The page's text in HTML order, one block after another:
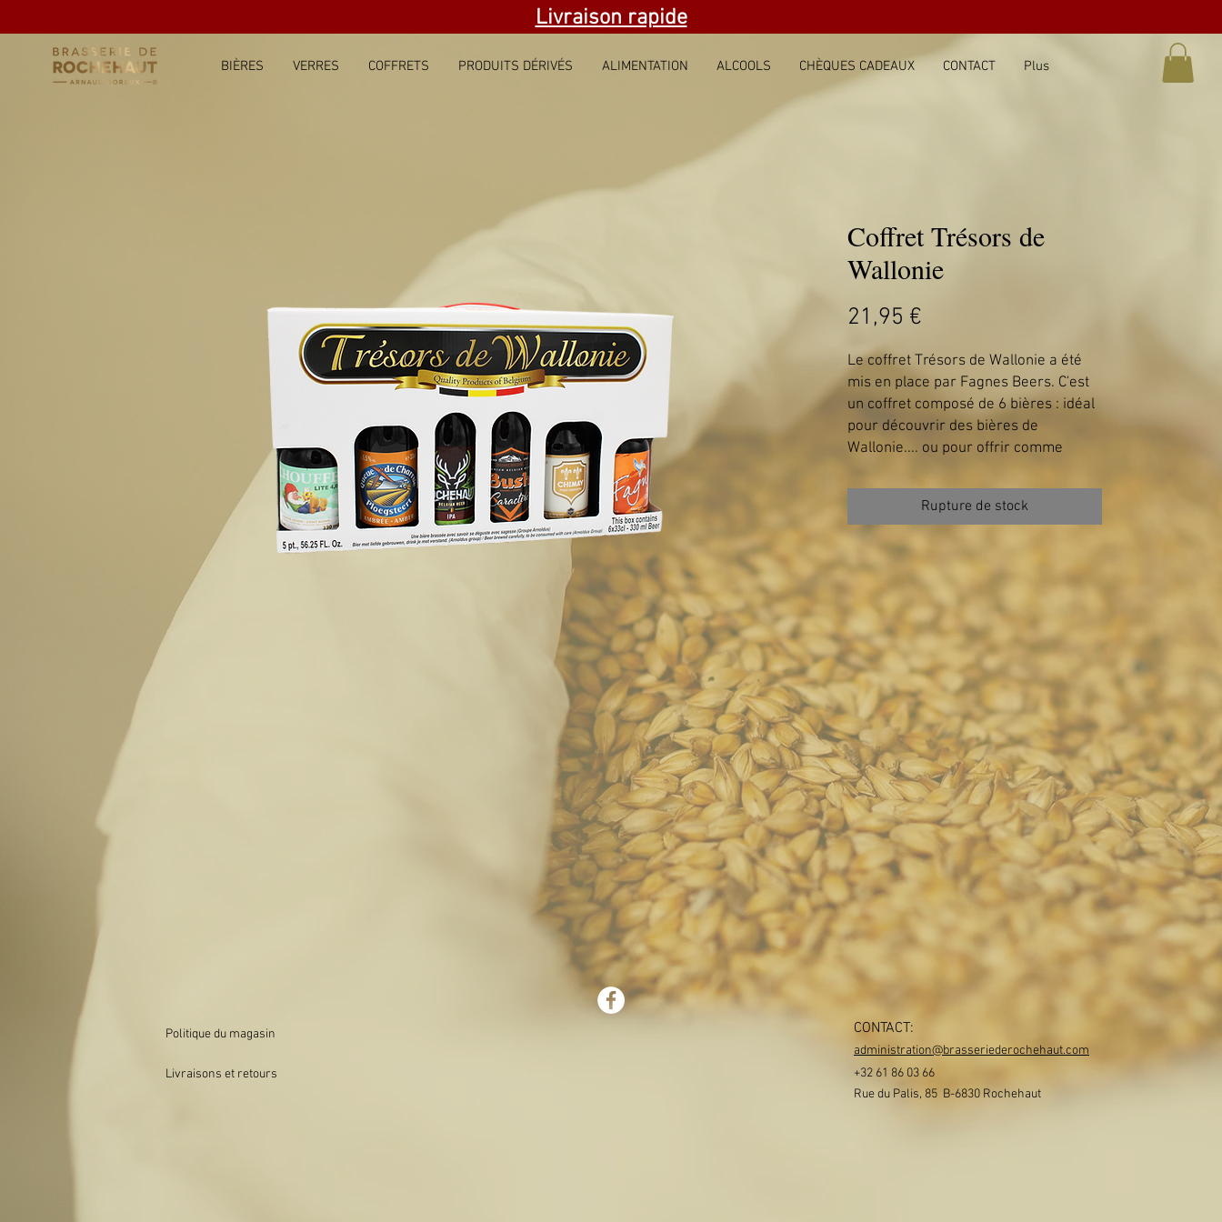
Livraison rapide
BIÈRES VERRES COFFRETS PRODUITS DÉRIVÉS ALIMENTATION ALCOOLS CHÈQUES CADEAUX CONTACT Plus
Coffret Trésors de
Wallonie
21,95 €
Le coffret Trésors de Wallonie a été
mis en place par Fagnes Beers. C'est
un coffret composé de 6 bières : idéal
pour découvrir des bières de
Wallonie.... ou pour offrir comme
Rupture de stock
Politique du magasin
Livraisons et retours
CONTACT:
administration@brasseriederochehaut.com
+32 61 86 03 66
Rue du Palis, 85 B-6830 Rochehaut